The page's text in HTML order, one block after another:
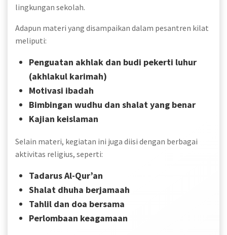
lingkungan sekolah.
Adapun materi yang disampaikan dalam pesantren kilat
meliputi:
Penguatan akhlak dan budi pekerti luhur
(akhlakul karimah)
Motivasi ibadah
Bimbingan wudhu dan shalat yang benar
Kajian keislaman
Selain materi, kegiatan ini juga diisi dengan berbagai
aktivitas religius, seperti:
Tadarus Al-Qur’an
Shalat dhuha berjamaah
Tahlil dan doa bersama
Perlombaan keagamaan